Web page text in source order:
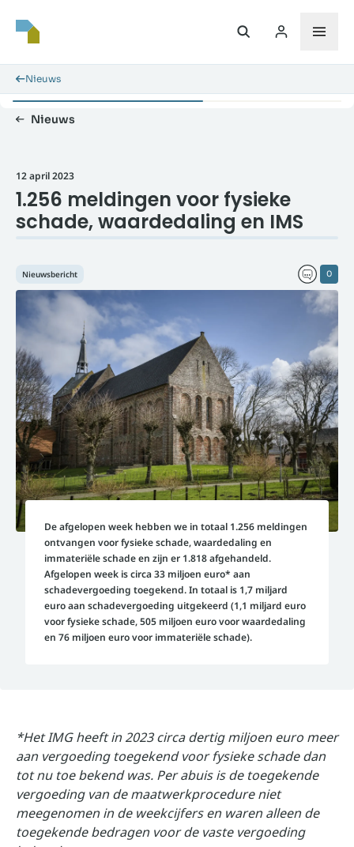
Nieuws
Nieuws
12 april 2023
1.256 meldingen voor fysieke
schade, waardedaling en IMS
0
Nieuwsbericht
De afgelopen week hebben we in totaal 1.256 meldingen
ontvangen voor fysieke schade, waardedaling en
immateriële schade en zijn er 1.818 afgehandeld.
Afgelopen week is circa 33 miljoen euro* aan
schadevergoeding toegekend. In totaal is 1,7 miljard
euro aan schadevergoeding uitgekeerd (1,1 miljard euro
voor fysieke schade, 505 miljoen euro voor waardedaling
en 76 miljoen euro voor immateriële schade).
*Het IMG heeft in 2023 circa dertig miljoen euro meer
aan vergoeding toegekend voor fysieke schade dan
tot nu toe bekend was. Per abuis is de toegekende
vergoeding van de maatwerkprocedure niet
meegenomen in de weekcijfers en waren alleen de
toegekende bedragen voor de vaste vergoeding